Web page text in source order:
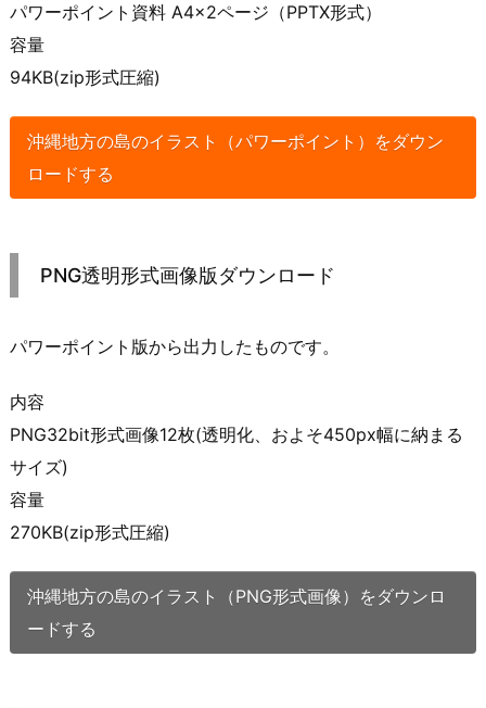
パワーポイント資料 A4×2ページ（PPTX形式）
容量
94KB(zip形式圧縮)
沖縄地方の島のイラスト（パワーポイント）をダウン
ロードする
PNG透明形式画像版ダウンロード
パワーポイント版から出力したものです。
内容
PNG32bit形式画像12枚(透明化、およそ450px幅に納まる
サイズ)
容量
270KB(zip形式圧縮)
沖縄地方の島のイラスト（PNG形式画像）をダウンロ
ードする